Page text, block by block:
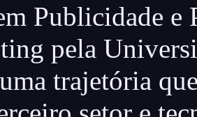
Publicidade e
pela
trajetória